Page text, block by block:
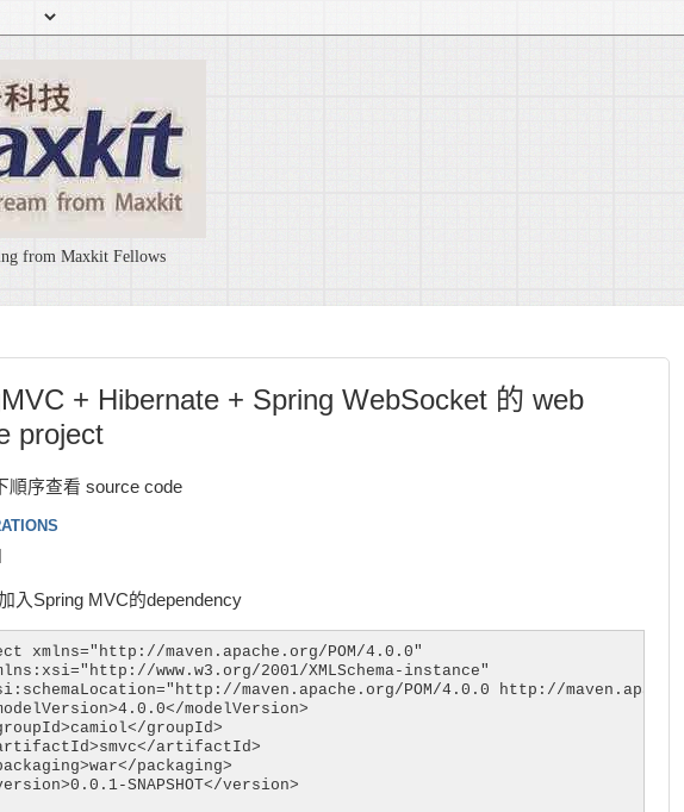
from Maxkit Fellows
+ Hibernate + Spring WebSocket 的 web
project
順序查看 source code
入Spring MVC的dependency
xmlns="http://maven.apache.org/POM/4.0.0"
www.w3.org/2001/XMLSchema-instance"
maven.apache.org/POM/4.0.0 http://
modelVersion>
groupId>
artifactId>
packaging>
SNAPSHOT</version>